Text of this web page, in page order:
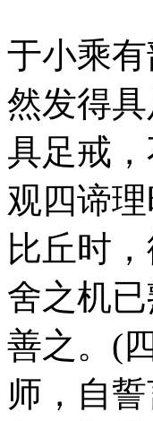
于小乘
然发得
具足戒
观四谛
比丘时
舍之机
善之。(
师，自